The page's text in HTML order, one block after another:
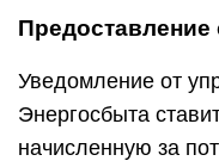
Предоставление
Уведомление от
Энергосбыта
начисленную за